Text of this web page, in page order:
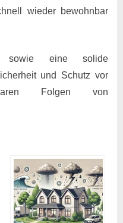
wieder bewohnbar
sowie eine solide
und Schutz vor
Folgen von